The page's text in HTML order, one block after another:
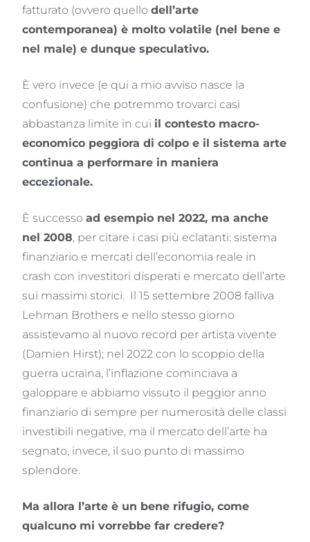
fatturato (ovvero quellodell’arte
contemporanea) è molto volatile (nel bene e
nel male) e dunque speculativo.
È vero invece (e qui a mio avviso nasce la
confusione) che potremmo trovarci casi
abbastanza limite in cui il contesto macro-
economico peggiora di colpo e il sistema arte
continua a performare in maniera
eccezionale.
È successoad esempio nel 2022, ma anche
nel 2008, per citare i casi più eclatanti: sistema
finanziario e mercati dell’economia reale in
crash con investitori disperati e mercato dell’arte
sui massimi storici. Il 15 settembre 2008 falliva
Lehman Brothers e nello stesso giorno
assistevamo al nuovo record per artista vivente
(Damien Hirst); nel 2022 con lo scoppio della
guerra ucraina, l’inflazione cominciava a
galoppare e abbiamo vissuto il peggior anno
finanziario di sempre per numerosità delle classi
investibili negative, ma il mercato dell’arte ha
segnato, invece, il suo punto di massimo
splendore.
Ma allora l’arte è un bene rifugio, come
qualcuno mi vorrebbe far credere?